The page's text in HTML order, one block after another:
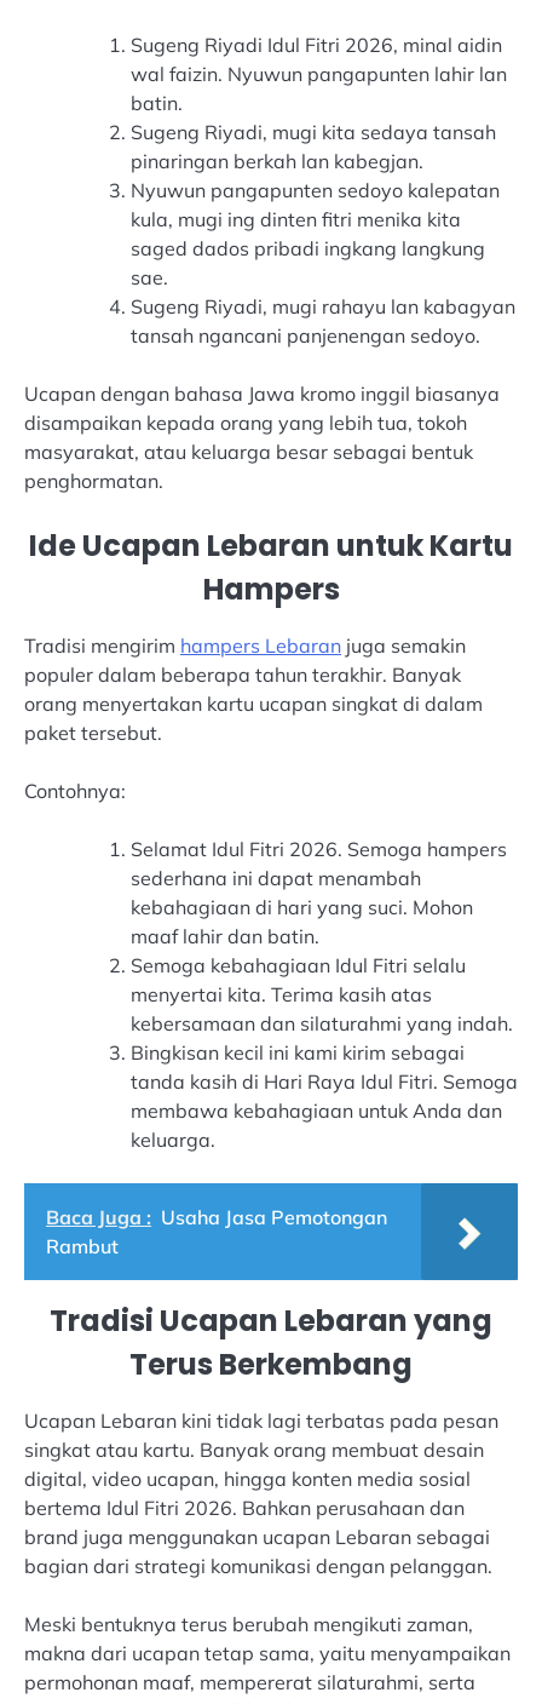
Sugeng Riyadi Idul Fitri 2026, minal aidin
wal faizin. Nyuwun pangapunten lahir lan
batin.
Sugeng Riyadi, mugi kita sedaya tansah
pinaringan berkah lan kabegjan.
Nyuwun pangapunten sedoyo kalepatan
kula, mugi ing dinten fitri menika kita
saged dados pribadi ingkang langkung
sae.
Sugeng Riyadi, mugi rahayu lan kabagyan
tansah ngancani panjenengan sedoyo.
Ucapan dengan bahasa Jawa kromo inggil biasanya
disampaikan kepada orang yang lebih tua, tokoh
masyarakat, atau keluarga besar sebagai bentuk
penghormatan.
Ide Ucapan Lebaran untuk Kartu
Hampers
Tradisi mengirim hampers Lebaran juga semakin
populer dalam beberapa tahun terakhir. Banyak
orang menyertakan kartu ucapan singkat di dalam
paket tersebut.
Contohnya:
Selamat Idul Fitri 2026. Semoga hampers
sederhana ini dapat menambah
kebahagiaan di hari yang suci. Mohon
maaf lahir dan batin.
Semoga kebahagiaan Idul Fitri selalu
menyertai kita. Terima kasih atas
kebersamaan dan silaturahmi yang indah.
Bingkisan kecil ini kami kirim sebagai
tanda kasih di Hari Raya Idul Fitri. Semoga
membawa kebahagiaan untuk Anda dan
keluarga.
Baca Juga : Usaha Jasa Pemotongan
Rambut
Tradisi Ucapan Lebaran yang
Terus Berkembang
Ucapan Lebaran kini tidak lagi terbatas pada pesan
singkat atau kartu. Banyak orang membuat desain
digital, video ucapan, hingga konten media sosial
bertema Idul Fitri 2026. Bahkan perusahaan dan
brand juga menggunakan ucapan Lebaran sebagai
bagian dari strategi komunikasi dengan pelanggan.
Meski bentuknya terus berubah mengikuti zaman,
makna dari ucapan tetap sama, yaitu menyampaikan
permohonan maaf, mempererat silaturahmi, serta